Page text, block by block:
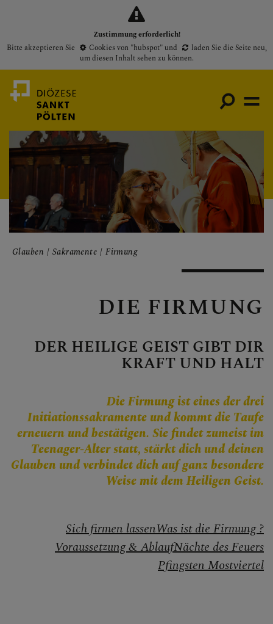
Zustimmung erforderlich!
Bitte akzeptieren Sie
Cookies von "hubspot"und laden Sie die Seite neu,
um diesen Inhalt sehen zu können.
Medienportal
Bischof
Gottesdienste
Pfarren
Presse
Pfarrservice
FRAGEN
GLAUBEN
Kirche im Dialog
Bibel
Gebet
Glauben Sakramente Firmung
DIE FIRMUNG
DER HEILIGE GEIST GIBT DIR
KRAFT UND HALT
Die Firmung ist eines der drei
Initiationssakramente und kommt die Taufe
erneuern und bestätigen. Sie findet zumeist im
Teenager-Alter statt, stärkt dich und deinen
Glauben und verbindet dich auf ganz besondere
Weise mit dem Heiligen Geist.
Sich firmen lassenWas ist die Firmung ?
Voraussetzung & AblaufNächte des Feuers
Pfingsten Mostviertel